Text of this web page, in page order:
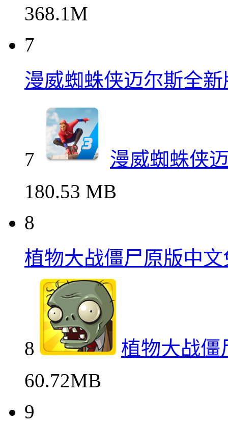
368.1M
7
漫威蜘蛛侠迈尔斯全
7
漫威蜘蛛侠
180.53 MB
8
植物大战僵尸原版中
8
植物大战僵
60.72MB
9